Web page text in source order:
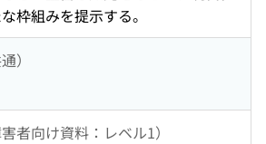
枠組みを提示する。
）
者向け資料：レベル1）